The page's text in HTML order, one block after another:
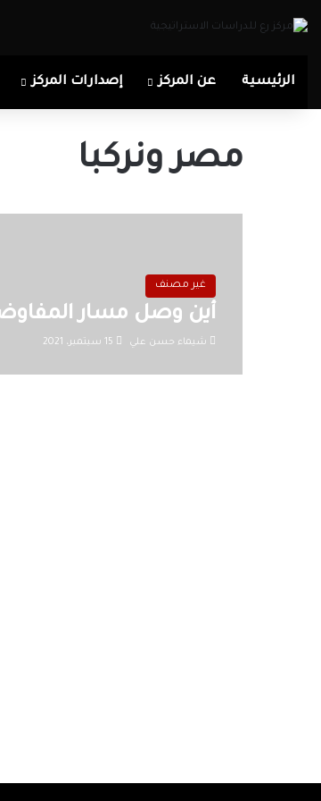
الرئيسية عن المركز إصدارات المركز
مصر ونركبا
غير مصنف
أين وصل مسار
شيماء حسن علي 15 سبتمبر، 2021